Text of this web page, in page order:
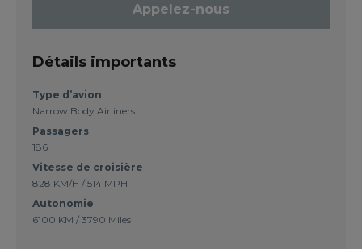
Appelez-nous
Détails importants
Type d’avion
Narrow Body Airliners
Passagers
186
Vitesse de croisière
828 KM/H / 514 MPH
Autonomie
6100 KM / 3790 Miles